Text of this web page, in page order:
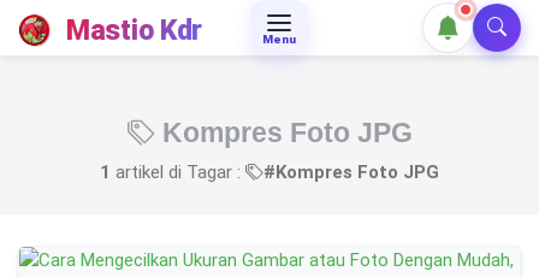
Mastio Kdr Menu
Kompres Foto JPG
1 artikel di Tagar : #Kompres Foto JPG